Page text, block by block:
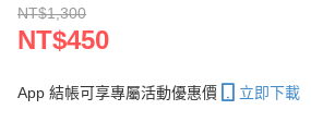
NT$1,300
NT$450
App 結帳可享專屬活動優惠價 立即下載